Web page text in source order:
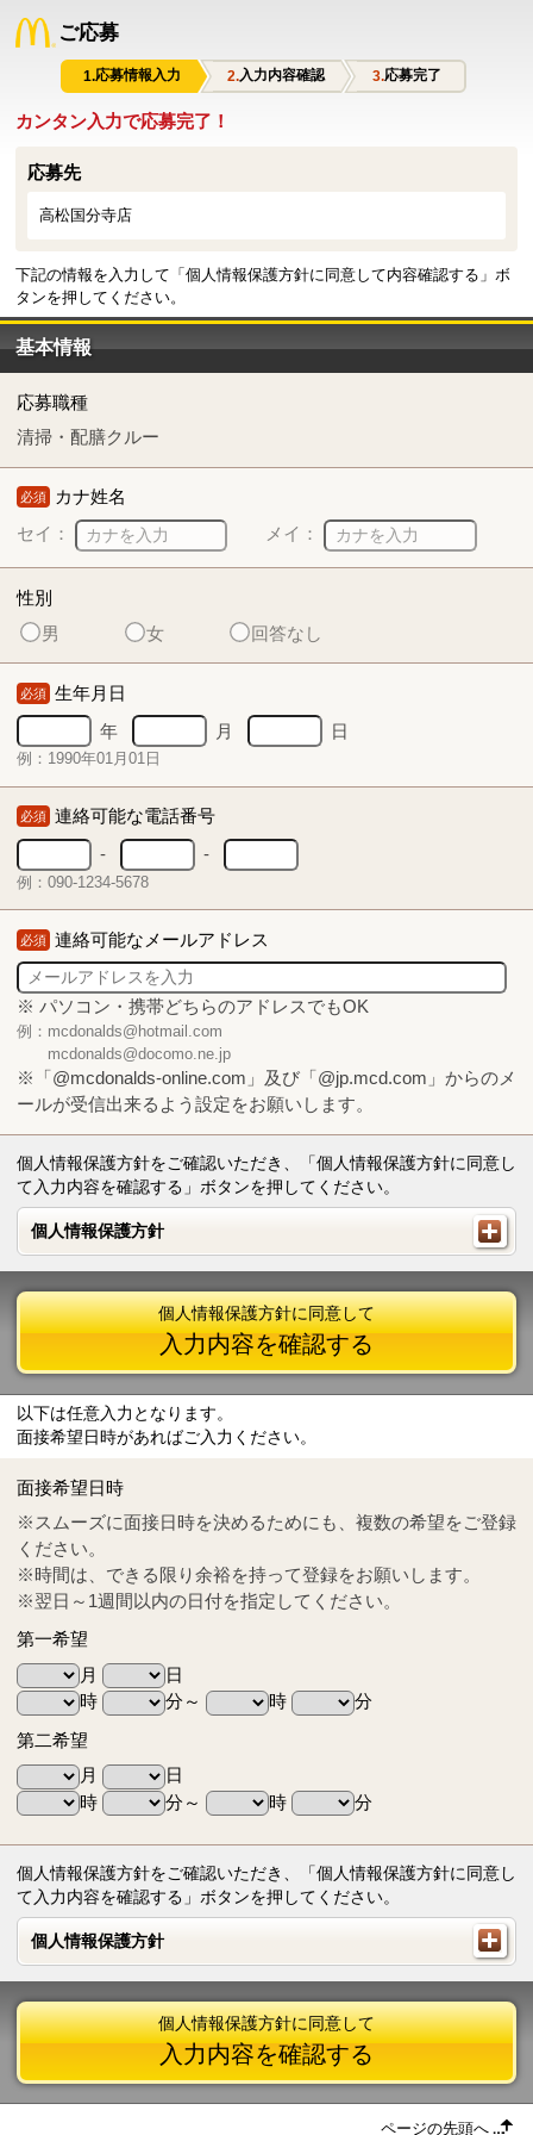
ご応募
応募情報入力 入力内容確認 応募完了
カンタン入力で応募完了！
応募先
高松国分寺店
下記の情報を入力して「個人情報保護方針に同意して内容確認する」ボ
タンを押してください。
基本情報
応募職種
清掃・配膳クルー
必須 カナ姓名
セイ：
メイ：
性別
男
女 回答なし
必須 生年月日
年
月 日
例：1990年01月01日
必須 連絡可能な電話番号
-
-
例：090-1234-5678
必須 連絡可能なメールアドレス
※ パソコン・携帯どちらのアドレスでもOK
例：mcdonalds@hotmail.com
mcdonalds@docomo.ne.jp
※「@mcdonalds-online.com」及び「@jp.mcd.com」からのメ
ールが受信出来るよう設定をお願いします。
個人情報保護方針をご確認いただき、「個人情報保護方針に同意し
て入力内容を確認する」ボタンを押してください。
個人情報保護方針
個人情報保護方針
Tel
0570-55-0314
個人情報保護方針に同意して
入力内容を確認する
以下は任意入力となります。
面接希望日時があればご入力ください。
面接希望日時
※スムーズに面接日時を決めるためにも、複数の希望をご登録
ください。
※時間は、できる限り余裕を持って登録をお願いします。
※翌日～1週間以内の日付を指定してください。
第一希望
月
日
時
分～ 時
分
第二希望
月
日
時
分～ 時 分
個人情報保護方針をご確認いただき、「個人情報保護方針に同意し
て入力内容を確認する」ボタンを押してください。
個人情報保護方針
個人情報保護方針
個人情報保護方針に同意して
入力内容を確認する
ページの先頭へ